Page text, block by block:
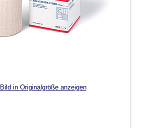
Bild in Originalgröße anzeigen